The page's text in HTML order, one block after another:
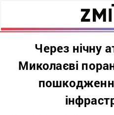
Через нічну
Миколаєві